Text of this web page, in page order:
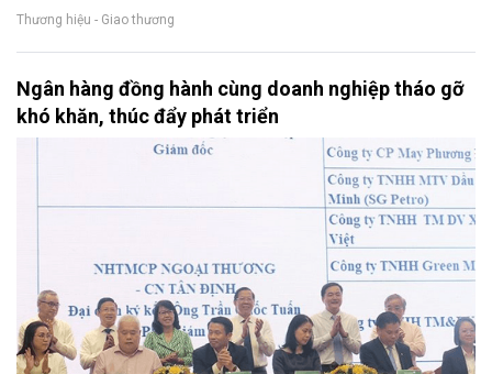
Thương hiệu - Giao thương
Ngân hàng đồng hành cùng doanh nghiệp tháo gỡ
khó khăn, thúc đẩy phát triển